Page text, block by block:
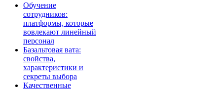
Обучение
сотрудников:
платформы, которые
вовлекают линейный
персонал
Базальтовая вата:
свойства,
характеристики и
секреты выбора
Качественные